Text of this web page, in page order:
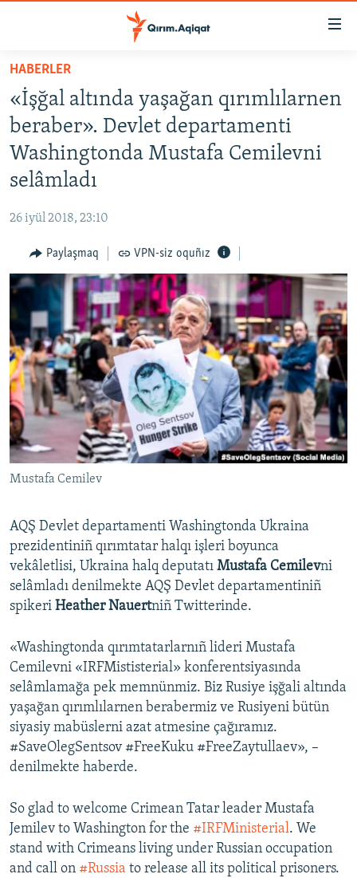
Esas
mündericege
qaytmaq
Baş
navigatsiyağa
qaytmaq
Qıdıruvğa
HABERLER
SİYASET
İQTİSADİYAT
CEMİYET
İNSAN AQLARI
VİDEO
SÜRET
BLOGLAR
FİKİR
Русский
Українською
QOŞULIÑIZ!
RFE/RS bütün saytları
HABERLER
«İşğal altında yaşağan qırımlılarnen
beraber». Devlet departamenti
Washingtonda Mustafa Cemilevni
selâmladı
26 iyül 2018, 23:10
Paylaşmaq VPN-siz oquñız
Mustafa Cemilev
AQŞ Devlet departamenti Washingtonda Ukraina
prezidentiniñ qırımtatar halqı işleri boyunca
vekâletlisi, Ukraina halq deputatı Mustafa Cemilevni
selâmladı denilmekte AQŞ Devlet departamentiniñ
spikeri Heather Nauertniñ Twitterinde.
«Washingtonda qırımtatarlarnıñ lideri Mustafa
Cemilevni «IRFMististerial» konferentsiyasında
selâmlamağa pek memnünmiz. Biz Rusiye işğali altında
yaşağan qırımlılarnen berabermiz ve Rusiyeni bütün
siyasiy mabüslerni azat atmesine çağıramız.
#SaveOlegSentsov #FreeKuku #FreeZaytullaev», –
denilmekte haberde.
So glad to welcome Crimean Tatar leader Mustafa
Jemilev to Washington for the #IRFMinisterial. We
stand with Crimeans living under Russian occupation
and call on #Russia to release all its political prisoners.